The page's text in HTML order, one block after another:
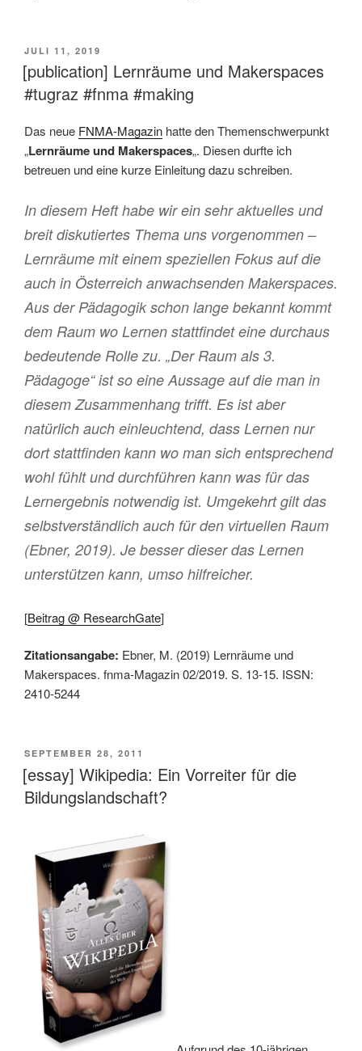
VERÖFFENTLICHT
AM
JULI 11, 2019
[publication] Lernräume und Makerspaces
#tugraz #fnma #making
Das neue FNMA-Magazin hatte den Themenschwerpunkt
„Lernräume und Makerspaces„. Diesen durfte ich
betreuen und eine kurze Einleitung dazu schreiben.
In diesem Heft habe wir ein sehr aktuelles und
breit diskutiertes Thema uns vorgenommen –
Lernräume mit einem speziellen Fokus auf die
auch in Österreich anwachsenden Makerspaces.
Aus der Pädagogik schon lange bekannt kommt
dem Raum wo Lernen stattfindet eine durchaus
bedeutende Rolle zu. „Der Raum als 3.
Pädagoge“ ist so eine Aussage auf die man in
diesem Zusammenhang trifft. Es ist aber
natürlich auch einleuchtend, dass Lernen nur
dort stattfinden kann wo man sich entsprechend
wohl fühlt und durchführen kann was für das
Lernergebnis notwendig ist. Umgekehrt gilt das
selbstverständlich auch für den virtuellen Raum
(Ebner, 2019). Je besser dieser das Lernen
unterstützen kann, umso hilfreicher.
[Beitrag @ ResearchGate]
Zitationsangabe: Ebner, M. (2019) Lernräume und
Makerspaces. fnma-Magazin 02/2019. S. 13-15. ISSN:
2410-5244
VERÖFFENTLICHT
AM
SEPTEMBER 28, 2011
[essay] Wikipedia: Ein Vorreiter für die
Bildungslandschaft?